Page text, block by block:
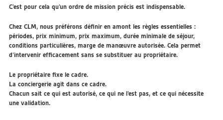
C’est pour cela qu’un ordre de mission précis est indispensable.
Chez CLM, nous préférons définir en amont les règles essentielles :
périodes, prix minimum, prix maximum, durée minimale de séjour,
conditions particulières, marge de manœuvre autorisée. Cela permet
d’intervenir efficacement sans se substituer au propriétaire.
Le propriétaire fixe le cadre.
La conciergerie agit dans ce cadre.
Chacun sait ce qui est autorisé, ce qui ne l’est pas, et ce qui nécessite
une validation.